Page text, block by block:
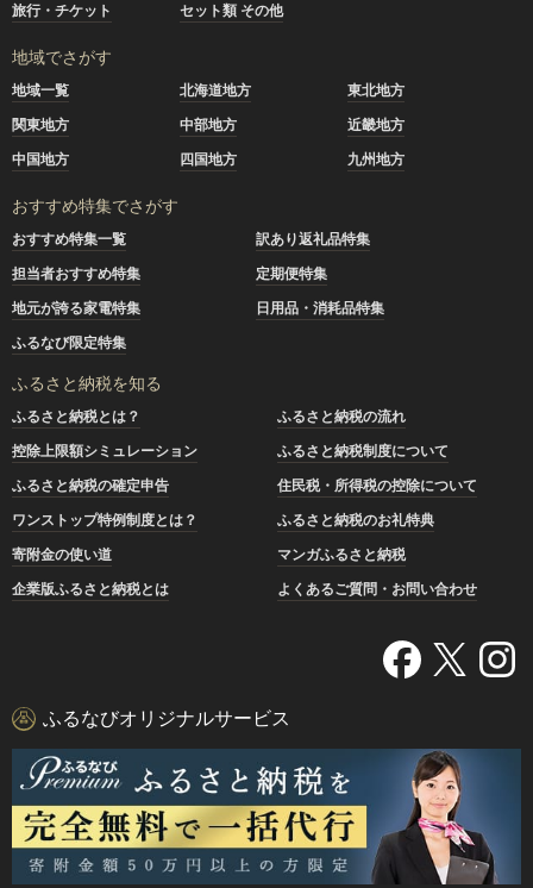
旅行・チケット
セット類 その他
地域でさがす
地域一覧 北海道地方
東北地方
関東地方
中部地方
近畿地方
中国地方
四国地方 九州地方
おすすめ特集でさがす
おすすめ特集一覧
訳あり返礼品特集
担当者おすすめ特集
定期便特集
地元が誇る家電特集
日用品・消耗品特集
ふるなび限定特集
ふるさと納税を知る
ふるさと納税とは？
ふるさと納税の流れ
控除上限額シミュレーション
ふるさと納税制度について
ふるさと納税の確定申告
住民税・所得税の控除について
ワンストップ特例制度とは？
ふるさと納税のお礼特典
寄附金の使い道
マンガふるさと納税
企業版ふるさと納税とは
よくあるご質問・お問い合わせ
ふるなびオリジナルサービス